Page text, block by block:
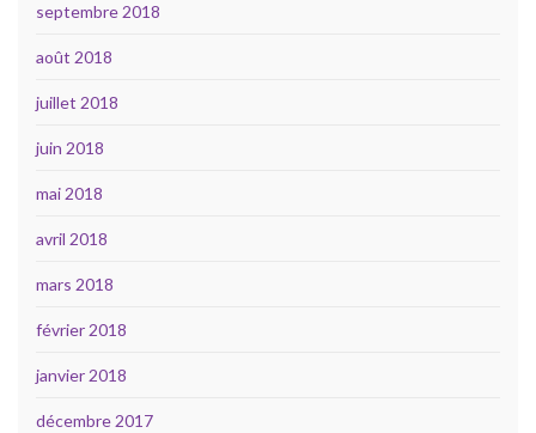
septembre 2018
août 2018
juillet 2018
juin 2018
mai 2018
avril 2018
mars 2018
février 2018
janvier 2018
décembre 2017